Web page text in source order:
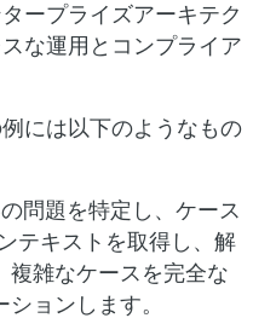
ープライズアーキテク
な運用とコンプライア
には以下のようなもの
問題を特定し、ケース
テキストを取得し、解
複雑なケースを完全な
ョンします。